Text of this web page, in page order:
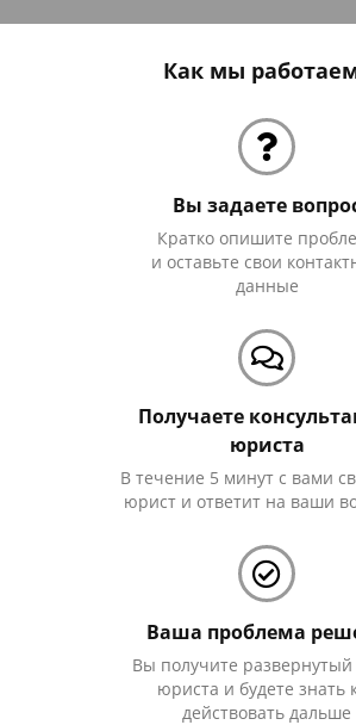
Как мы
Вы задаете
Кратко опишите
и оставьте свои
данные
Получаете
юриста
В течение 5 минут с вами
юрист и ответит на ваши
Ваша проблема
Вы получите развернутый
юриста и будете знать
действовать дальше